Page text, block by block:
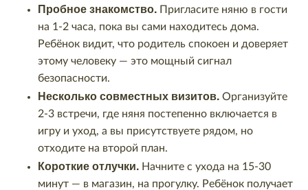
Пробное знакомство. Пригласите няню в гости
на 1-2 часа, пока вы сами находитесь дома.
Ребёнок видит, что родитель спокоен и доверяет
этому человеку — это мощный сигнал
безопасности.
Несколько совместных визитов. Организуйте
2-3 встречи, где няня постепенно включается в
игру и уход, а вы присутствуете рядом, но
отходите на второй план.
Короткие отлучки. Начните с ухода на 15-30
минут — в магазин, на прогулку. Ребёнок получает